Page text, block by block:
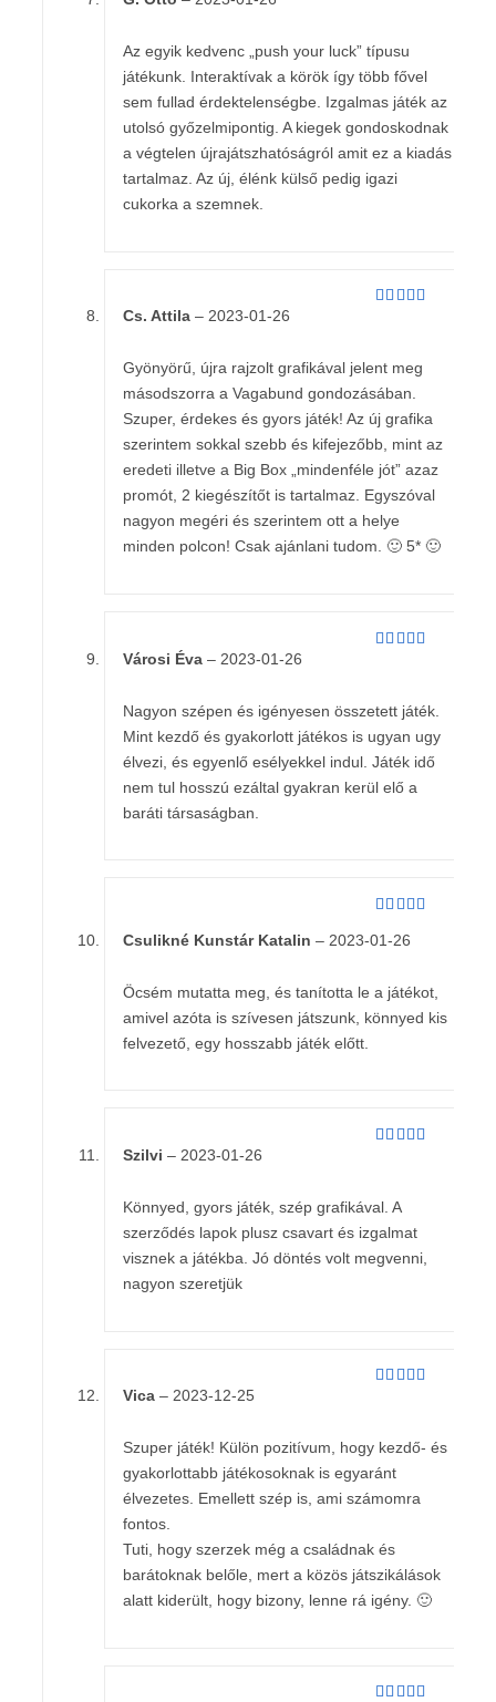
Az egyik kedvenc „push your luck” típusu
játékunk. Interaktívak a körök így több fővel
sem fullad érdektelenségbe. Izgalmas játék az
utolsó győzelmipontig. A kiegek gondoskodnak
a végtelen újrajátszhatóságról amit ez a kiadás
tartalmaz. Az új, élénk külső pedig igazi
cukorka a szemnek.
Cs. Attila– 2023-01-26
Gyönyörű, újra rajzolt grafikával jelent meg
másodszorra a Vagabund gondozásában.
Szuper, érdekes és gyors játék! Az új grafika
szerintem sokkal szebb és kifejezőbb, mint az
eredeti illetve a Big Box „mindenféle jót” azaz
promót, 2 kiegészítőt is tartalmaz. Egyszóval
nagyon megéri és szerintem ott a helye
minden polcon! Csak ajánlani tudom. 🙂 5* 🙂
Városi Éva– 2023-01-26
Nagyon szépen és igényesen összetett játék.
Mint kezdő és gyakorlott játékos is ugyan ugy
élvezi, és egyenlő esélyekkel indul. Játék idő
nem tul hosszú ezáltal gyakran kerül elő a
baráti társaságban.
4/ 5
Csulikné Kunstár Katalin– 2023-01-26
Öcsém mutatta meg, és tanította le a játékot,
amivel azóta is szívesen játszunk, könnyed kis
felvezető, egy hosszabb játék előtt.
Szilvi– 2023-01-26
Könnyed, gyors játék, szép grafikával. A
szerződés lapok plusz csavart és izgalmat
visznek a játékba. Jó döntés volt megvenni,
nagyon szeretjük
Vica– 2023-12-25
Szuper játék! Külön pozitívum, hogy kezdő- és
gyakorlottabb játékosoknak is egyaránt
élvezetes. Emellett szép is, ami számomra
fontos.
Tuti, hogy szerzek még a családnak és
barátoknak belőle, mert a közös játszikálások
alatt kiderült, hogy bizony, lenne rá igény. 🙂